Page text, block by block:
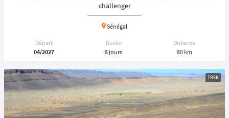
challenger
Sénégal
Départ
04/2027
Durée
8 jours
Distance
80 km
TREK